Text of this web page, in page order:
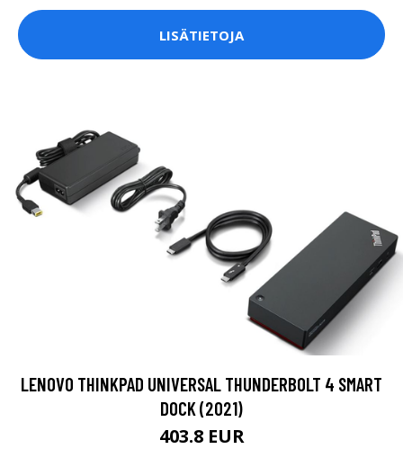
LISÄTIETOJA
LENOVO THINKPAD UNIVERSAL THUNDERBOLT 4 SMART
DOCK (2021)
403.8 EUR